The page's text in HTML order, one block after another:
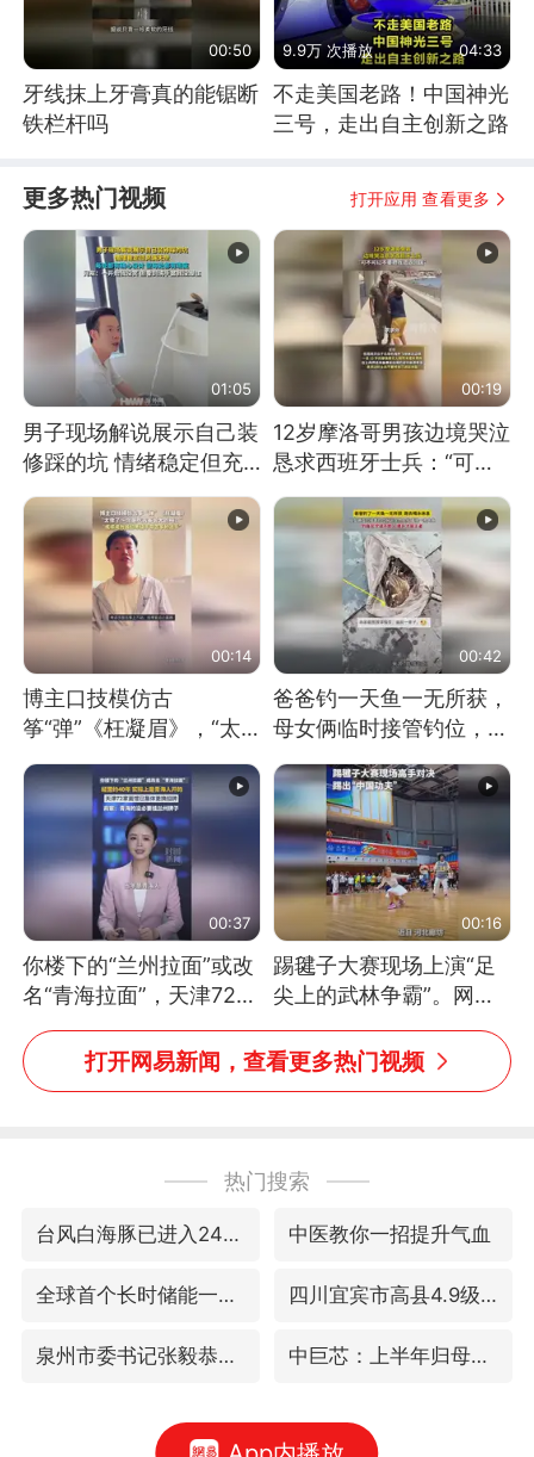
00:50
牙线抹上牙膏真的能锯断
铁栏杆吗
9.9万 次播放 04:33
不走美国老路！中国神光
三号，走出自主创新之路
更多热门视频 打开应用 查看更多
01:05
男子现场解说展示自己装
修踩的坑 情绪稳定但充
满无奈 每处都有精心设
计 但每处都有瑕疵 网
友：一开始我没笑 但看
到洗手盆我没绷住
00:19
12岁摩洛哥男孩边境哭泣
恳求西班牙士兵：“可不
可以不要把我遣返回国”
00:14
博主口技模仿古
筝“弹”《枉凝眉》，“太
像了～你是吃古筝长大的
吗？”“或将成为首位考级
不带古筝的选手。”（来
源：新华每日电讯）
00:42
爸爸钓一天鱼一无所获，
母女俩临时接管钓位，用
玩具鱼竿钓上大鱼
00:37
你楼下的“兰州拉面”或改
名“青海拉面”，天津72家
面馆已集体更换招牌
00:16
踢毽子大赛现场上演“足
尖上的武林争霸”。网
友：这哪是踢毽子，分明
是武侠片现场！#睡个好
打开网易新闻，查看更多热门视频
热门搜索
台风白海豚已进入24小时警戒线 中医教你一招提升气血
全球首个长时储能一体化产业园量产 四川宜宾市高县4.9级地震致1人死亡
泉州市委书记张毅恭被查 中巨芯：上半年归母净利润1405.77万元